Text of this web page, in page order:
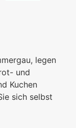
legen
und
Kuchen
sich selbst